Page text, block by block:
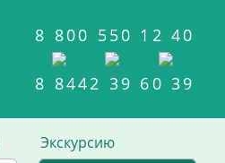
8 800 550 12 40
8 8442 39 60 39
Экскурсию